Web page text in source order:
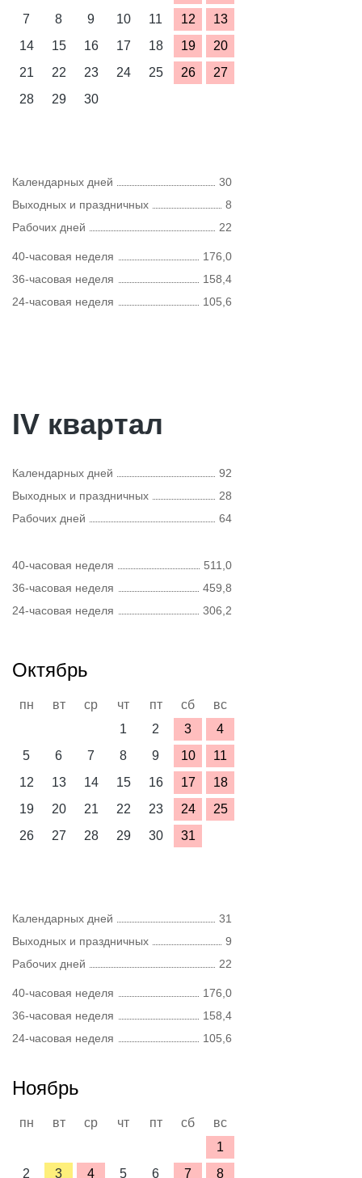
7
8 9 10 11 12
13
14
15 16 17 18 19
20
21
22 23 24 25 26
27
28
29 30
Календарных дней
30
Выходных и праздничных
8
Рабочих дней
22
40-часовая неделя
176,0
36-часовая неделя
158,4
24-часовая неделя
105,6
IV квартал
Календарных дней
92
Выходных и праздничных
28
Рабочих дней
64
40-часовая неделя
511,0
36-часовая неделя
459,8
24-часовая неделя
306,2
Октябрь
пн вт ср чт пт сб
вс
1
2 3
4
5
6 7 8 9 10
11
12
13 14 15 16 17
18
19
20 21 22 23 24
25
26
27 28 29 30 31
Календарных дней
31
Выходных и праздничных
9
Рабочих дней
22
40-часовая неделя
176,0
36-часовая неделя
158,4
24-часовая неделя
105,6
Ноябрь
пн вт ср чт пт сб
вс
1
2
3 4 5 6 7 8